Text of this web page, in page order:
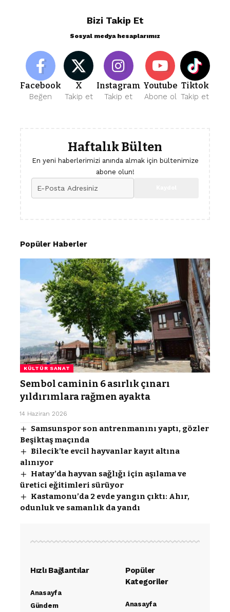
Bizi Takip Et
Sosyal medya hesaplarımız
Facebook
Beğen
X
Takip et
Instagram
Takip et
Youtube
Abone ol
Tiktok
Takip et
Haftalık Bülten
En yeni haberlerimizi anında almak için bültenimize
abone olun!
Popüler Haberler
KÜLTÜR SANAT
Sembol caminin 6 asırlık çınarı
yıldırımlara rağmen ayakta
14 Haziran 2026
Samsunspor son antrenmanını yaptı, gözler
Beşiktaş maçında
Bilecik’te evcil hayvanlar kayıt altına
alınıyor
Hatay’da hayvan sağlığı için aşılama ve
üretici eğitimleri sürüyor
Kastamonu’da 2 evde yangın çıktı: Ahır,
odunluk ve samanlık da yandı
Hızlı Bağlantılar
Anasayfa
Gündem
Popüler
Kategoriler
Anasayfa